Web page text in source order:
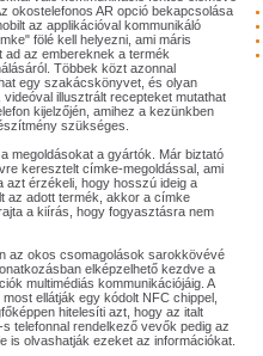
okostelefonos AR opció bekapcsolása
az applikációval kommunikáló
fölé kell helyezni, ami máris
ad az embereknek a termék
Többek közt azonnal
egy szakácskönyvet, és olyan
videóval illusztrált recepteket mutathat
kijelzőjén, amihez a kezünkben
szükséges.
megoldásokat a gyártók. Már biztató
keresztelt címke-megoldással, ami
azt érzékeli, hogy hosszú ideig a
az adott termék, akkor a címke
a kiírás, hogy fogyasztásra nem
az okos csomagolások sarokkövévé
elképzelhető kezdve a
multimédiás kommunikációjáig. A
ellátják egy kódolt NFC chippel,
hitelesíti azt, hogy az italt
telefonnal rendelkező vevők pedig az
is olvashatják ezeket az információkat.